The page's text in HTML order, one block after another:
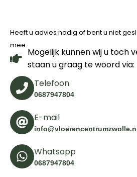
Heeft u advies nodig of bent u niet
mee.
Mogelijk kunnen wij u toch
staan u graag te woord via:
Telefoon
0687947804
E-mail
Whatsapp
0687947804